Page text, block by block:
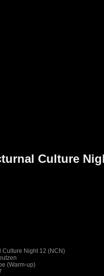
Culture
Culture Night 12 (NCN)
(Warm-up)